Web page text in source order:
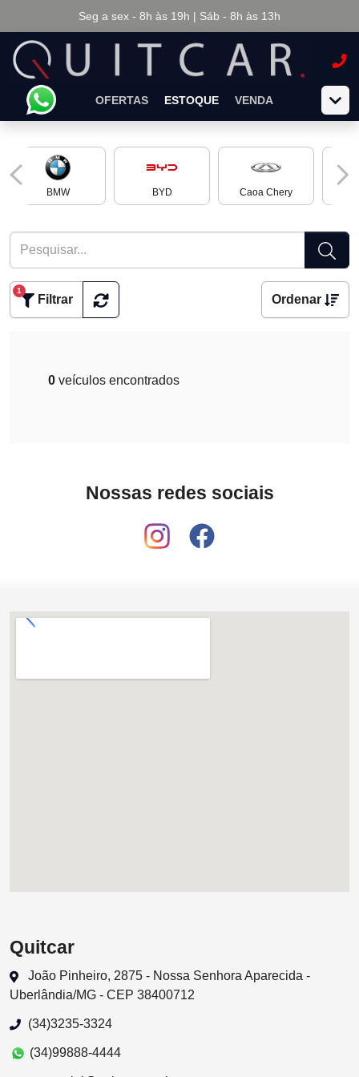
Seg a sex - 8h às 19h | Sáb - 8h às 13h
OFERTAS ESTOQUE VENDA
BMW BYD Caoa Chery
Filtrar
1
Ordenar
0 veículos encontrados
Nossas redes sociais
Quitcar
João Pinheiro, 2875 - Nossa Senhora Aparecida -
Uberlândia/MG - CEP 38400712
(34)3235-3324
(34)99888-4444